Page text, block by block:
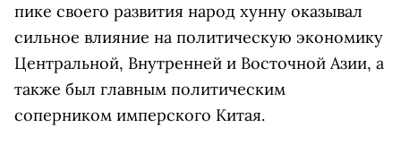
пике своего развития народ хунну оказывал
сильное влияние на политическую экономику
Центральной, Внутренней и Восточной Азии, а
также был главным политическим
соперником имперского Китая.